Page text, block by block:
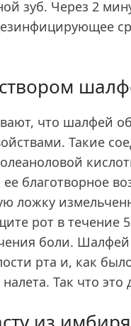
зуб. Через 2
что шалфей
Такие
благотворное
ложку
рот в течение
боли.
рта и, как
Так что это